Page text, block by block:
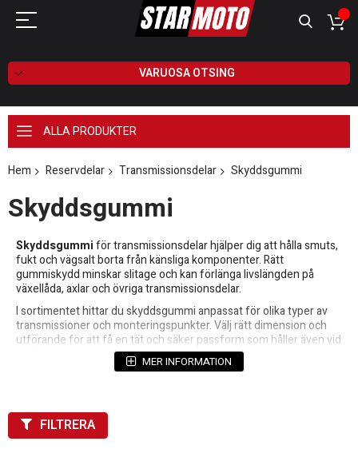
VARUOSA OTSING
ALLA PRODUKTER
Hem Reservdelar Transmissionsdelar Skyddsgummi
Skyddsgummi
Skyddsgummiför transmissionsdelar hjälper dig att hålla smuts,
fukt och vägsalt borta från känsliga komponenter. Rätt
gummiskydd minskar slitage och kan förlänga livslängden på
växellåda, axlar och övriga transmissionsdelar.
I sortimentet hittar du skyddsgummi anpassat för olika typer av
transmissioner och monteringspunkter. Välj rätt dimension och
utförande för att få en tät och säker passform som håller även vid
Att byta spruckna eller hårda gummidetaljer i tid
Att kombinera med övriga transmissionsdelar för komplett
MER INFORMATION
FILTRERA